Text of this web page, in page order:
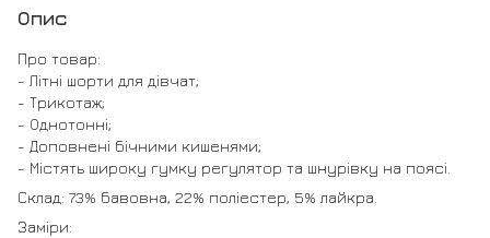
Опис
Про товар:
- Літні шорти для дівчат;
- Трикотаж;
- Однотонні;
- Доповнені бічними кишенями;
- Містять широку гумку регулятор та шнурівку на поясі.
Склад: 73% бавовна, 22% поліестер, 5% лайкра.
Заміри: